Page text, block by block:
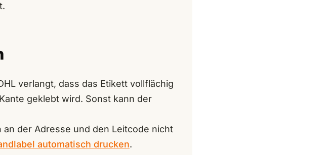
verlangt, dass das Etikett vollflächig
geklebt wird. Sonst kann der
der Adresse und den Leitcode nicht
automatisch drucken.